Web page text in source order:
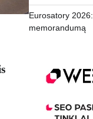
Eurosatory
memorandumą